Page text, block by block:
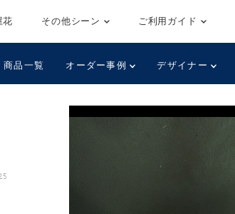
花 その他シーン ご利用ガイド
商品一覧 オーダー事例 デザイナー